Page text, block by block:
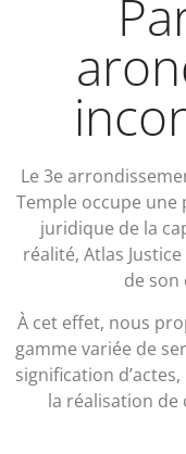
Le 3e
Temple occupe une
juridique de la
réalité, Atlas
de son
À cet effet, nous
gamme variée de
signification
la réalisation